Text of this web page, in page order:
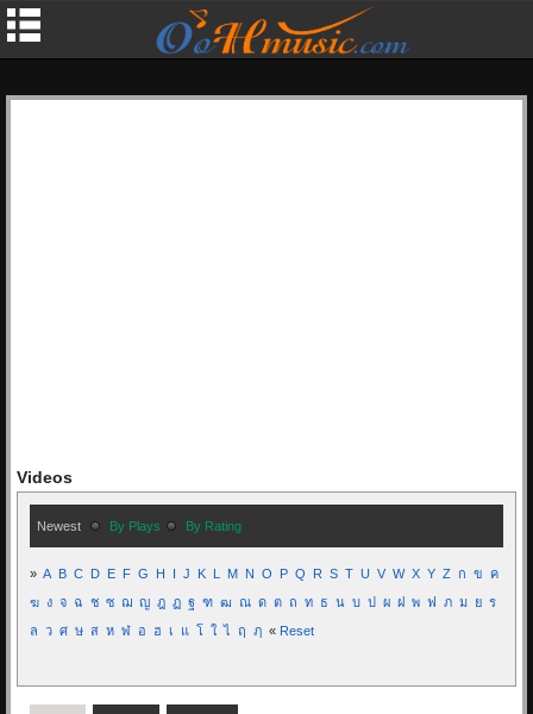
Videos
Newest By Plays By Rating
» A B C D E F G H I J K L M N O P Q R S T U V W X Y Z ก ข
ค
ฆ ง จ ฉ ช ซ ฌ ญ ฎ ฏ ฐ ฑ ฒ ณ ด ต ถ ท ธ น บ ป ผ ฝ พ ฟ ภ ม ย ร
ล ว ศ ษ ส ห ฬ อ ฮ เ แ โ ใ ไ ฤ ฦ « Reset